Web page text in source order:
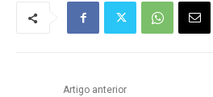
Artigo anterior